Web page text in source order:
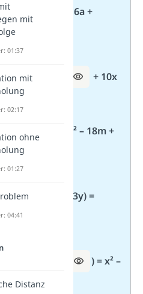
8 )² = a² – 16a +
+ 5)² =
+ 10x
)² = 9m² – 18m +
3y)( – x – 3y) =
) = x² –
mit
01:37
mit
02:17
ohne
01:27
04:41
Distanz